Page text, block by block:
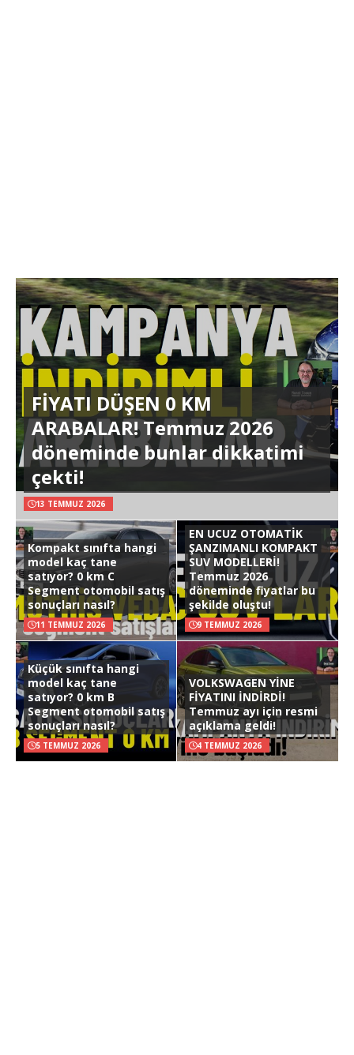
FİYATI DÜŞEN 0 KM
ARABALAR! Temmuz 2026
döneminde bunlar dikkatimi
çekti!
13 TEMMUZ 2026
Kompakt sınıfta hangi
model kaç tane
satıyor? 0 km C
Segment otomobil satış
sonuçları nasıl?
11 TEMMUZ 2026
EN UCUZ OTOMATİK
ŞANZIMANLI KOMPAKT
SUV MODELLERİ!
Temmuz 2026
döneminde fiyatlar bu
şekilde oluştu!
9 TEMMUZ 2026
Küçük sınıfta hangi
model kaç tane
satıyor? 0 km B
Segment otomobil satış
sonuçları nasıl?
5 TEMMUZ 2026
VOLKSWAGEN YİNE
FİYATINI İNDİRDİ!
Temmuz ayı için resmi
açıklama geldi!
4 TEMMUZ 2026